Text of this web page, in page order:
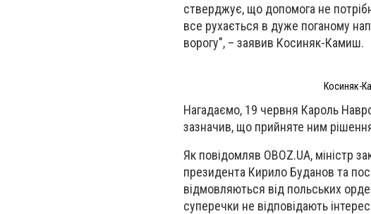
стверджує, що допомога не
все рухається в дуже поганому
ворогу", – заявив Косиняк-Камиш.
Косиняк-
Нагадаємо, 19 червня Кароль
зазначив, що прийняте ним
Як повідомляв OBOZ.UA, міністр
президента Кирило Буданов та
відмовляються від польських
суперечки не відповідають